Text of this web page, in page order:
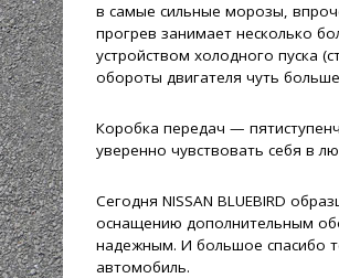
в самые сильные морозы,
прогрев занимает несколько
устройством холодного пуска
обороты двигателя чуть
Коробка передач —
уверенно чувствовать себя в
Сегодня NISSAN BLUEBIRD
оснащению дополнительным
надежным. И большое спасибо
автомобиль.